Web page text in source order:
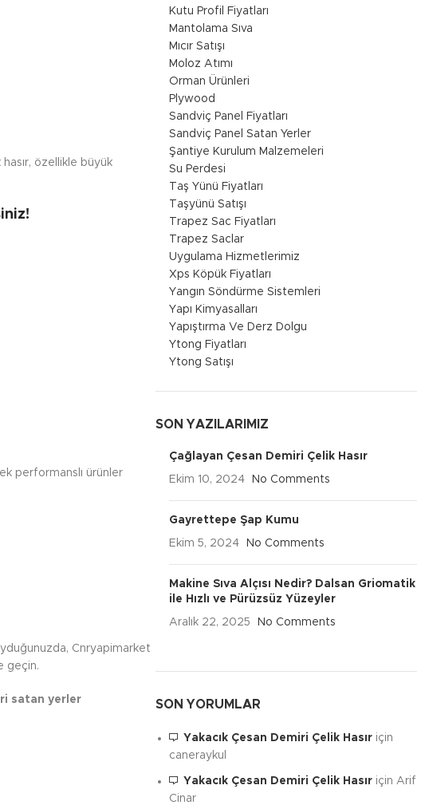
özellikle büyük
performanslı ürünler
Cnryapimarket
geçin.
satan yerler
Kutu Profil Fiyatları
Mantolama Sıva
Mıcır Satışı
Moloz Atımı
Orman Ürünleri
Plywood
Sandviç Panel Fiyatları
Sandviç Panel Satan Yerler
Şantiye Kurulum Malzemeleri
Su Perdesi
Taş Yünü Fiyatları
Taşyünü Satışı
Trapez Sac Fiyatları
Trapez Saclar
Uygulama Hizmetlerimiz
Xps Köpük Fiyatları
Yangın Söndürme Sistemleri
Yapı Kimyasalları
Yapıştırma Ve Derz Dolgu
Ytong Fiyatları
Ytong Satışı
SON YAZILARIMIZ
Çağlayan Çesan Demiri Çelik Hasır
Ekim 10, 2024 No Comments
Gayrettepe Şap Kumu
Ekim 5, 2024 No Comments
Makine Sıva Alçısı Nedir? Dalsan Griomatik
ile Hızlı ve Pürüzsüz Yüzeyler
Aralık 22, 2025 No Comments
SON YORUMLAR
Yakacık Çesan Demiri Çelik Hasıriçin
caneraykul
Yakacık Çesan Demiri Çelik Hasıriçin Arif
Cinar